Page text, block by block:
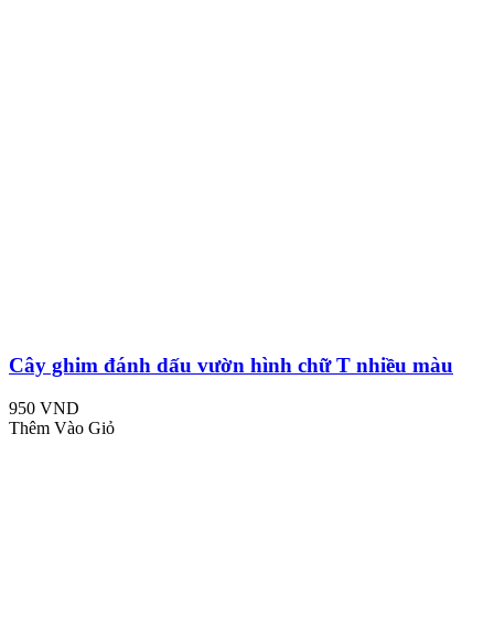
Cây ghim đánh dấu vườn hình chữ T nhiều màu
950 VND
Thêm Vào Giỏ